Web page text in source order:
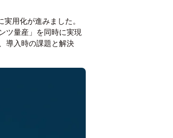
用化が進みました。
ツ量産」を同時に実現
導入時の課題と解決